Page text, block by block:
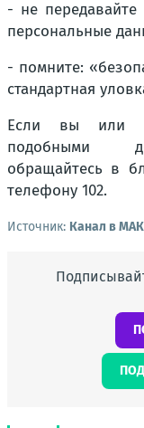
- не передавайте
персональные
- помните:
стандартная
Если вы или
подобными
обращайтесь в
телефону 102.
Источник: Канал в